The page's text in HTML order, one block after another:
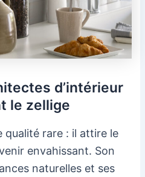
d’intérieur
le zellige
qualité rare : il attire le
envahissant. Son
naturelles et ses